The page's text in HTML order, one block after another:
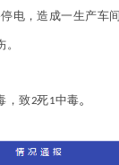
电，造成一生产车
。
，致2死1中毒。